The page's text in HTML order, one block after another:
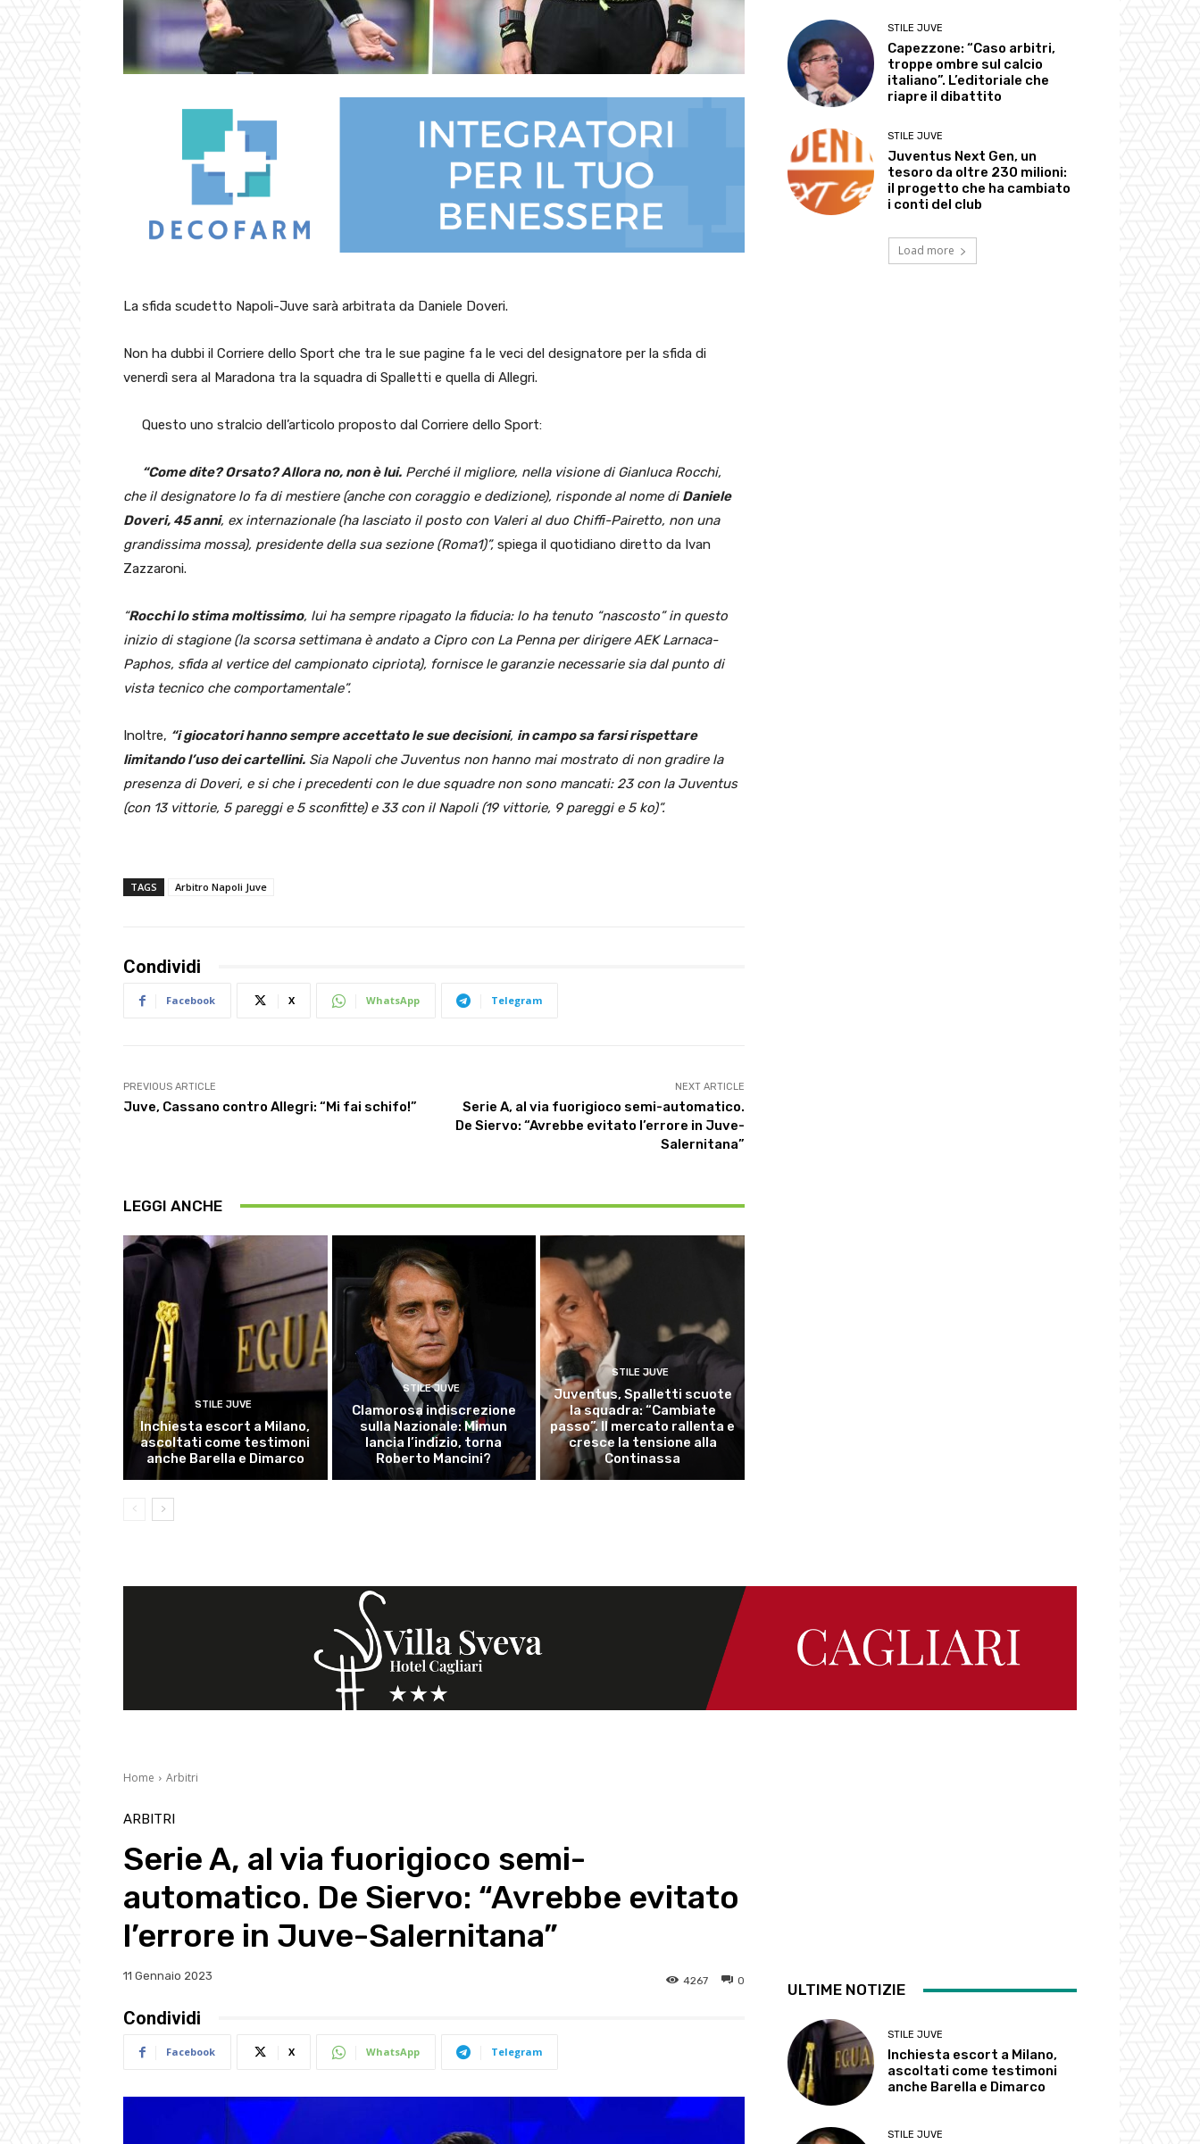
La sfida scudetto Napoli-Juve sarà arbitrata da Daniele Doveri.
Non ha dubbi il Corriere dello Sport che tra le sue pagine fa le veci del designatore per la sfida di
venerdì sera al Maradona tra la squadra di Spalletti e quella di Allegri.
Questo uno stralcio dell’articolo proposto dal Corriere dello Sport:
“Come dite? Orsato? Allora no, non è lui. Perché il migliore, nella visione di Gianluca Rocchi,
che il designatore lo fa di mestiere (anche con coraggio e dedizione), risponde al nome diDaniele
Doveri, 45 anni, ex internazionale (ha lasciato il posto con Valeri al duo Chiffi-Pairetto, non una
grandissima mossa), presidente della sua sezione (Roma1)”, spiega il quotidiano diretto da Ivan
Zazzaroni.
“Rocchi lo stima moltissimo, lui ha sempre ripagato la fiducia: lo ha tenuto “nascosto” in questo
inizio di stagione (la scorsa settimana è andato a Cipro con La Penna per dirigere AEK Larnaca-
Paphos, sfida al vertice del campionato cipriota), fornisce le garanzie necessarie sia dal punto di
vista tecnico che comportamentale”.
Inoltre, “i giocatori hanno sempre accettato le sue decisioni, in campo sa farsi rispettare
limitando l’uso dei cartellini. Sia Napoli che Juventus non hanno mai mostrato di non gradire la
presenza di Doveri, e si che i precedenti con le due squadre non sono mancati: 23 con la Juventus
(con 13 vittorie, 5 pareggi e 5 sconfitte) e 33 con il Napoli (19 vittorie, 9 pareggi e 5 ko)”.
TAGS Arbitro Napoli Juve
Condividi
Facebook X WhatsApp Telegram
PREVIOUS ARTICLE
Juve, Cassano contro Allegri: “Mi fai schifo!”
NEXT ARTICLE
Serie A, al via fuorigioco semi-automatico.
De Siervo: “Avrebbe evitato l’errore in Juve-
Salernitana”
LEGGI ANCHE
STILE JUVE
Inchiesta escort a Milano,
ascoltati come testimoni
anche Barella e Dimarco
STILE JUVE
Clamorosa indiscrezione
sulla Nazionale: Mimun
lancia l’indizio, torna
Roberto Mancini?
STILE JUVE
Juventus, Spalletti scuote
la squadra: “Cambiate
passo”. Il mercato rallenta e
cresce la tensione alla
Continassa
STILE JUVE
Capezzone: “Caso arbitri,
troppe ombre sul calcio
italiano”. L’editoriale che
riapre il dibattito
STILE JUVE
Juventus Next Gen, un
tesoro da oltre 230 milioni:
il progetto che ha cambiato
i conti del club
Load more